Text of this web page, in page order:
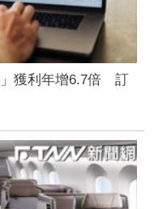
獲利年增6.7倍 訂